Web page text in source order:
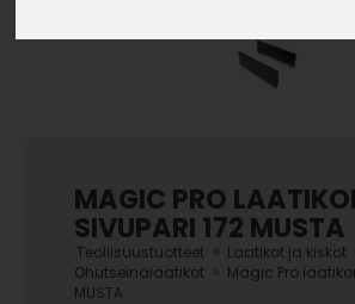
MAGIC PRO
SIVUPARI 172 MUSTA
Teollisuustuotteet Laatikot ja kiskot
Ohutseinälaatikot
Magic Pro
MUSTA